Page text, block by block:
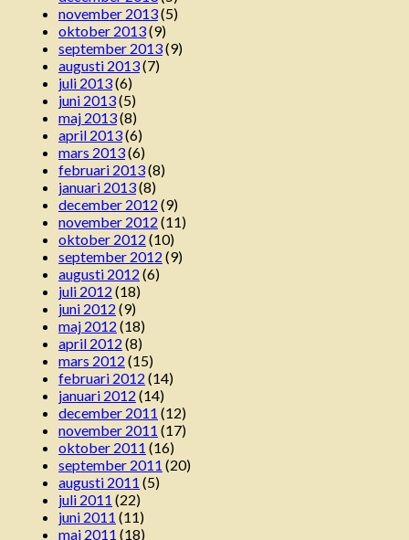
november 2013(5)
oktober 2013(9)
september 2013(9)
augusti 2013(7)
juli 2013(6)
juni 2013(5)
maj 2013(8)
april 2013(6)
mars 2013(6)
februari 2013(8)
januari 2013(8)
december 2012 (9)
november 2012 (11)
oktober 2012 (10)
september 2012 (9)
augusti 2012 (6)
juli 2012 (18)
juni 2012 (9)
maj 2012 (18)
april 2012 (8)
mars 2012 (15)
februari 2012 (14)
januari 2012 (14)
december 2011 (12)
november 2011 (17)
oktober 2011 (16)
september 2011 (20)
augusti 2011 (5)
juli 2011 (22)
juni 2011 (11)
maj 2011 (18)